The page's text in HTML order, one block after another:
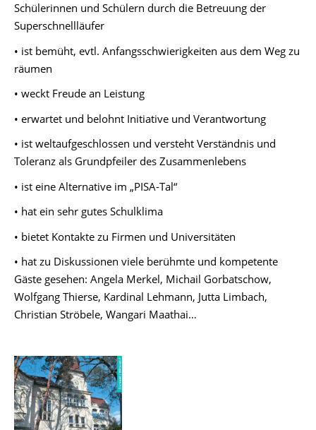
Schülerinnen und Schülern durch die Betreuung der
Superschnellläufer
• ist bemüht, evtl. Anfangsschwierigkeiten aus dem Weg zu
räumen
• weckt Freude an Leistung
• erwartet und belohnt Initiative und Verantwortung
• ist weltaufgeschlossen und versteht Verständnis und
Toleranz als Grundpfeiler des Zusammenlebens
• ist eine Alternative im „PISA-Tal“
• hat ein sehr gutes Schulklima
• bietet Kontakte zu Firmen und Universitäten
• hat zu Diskussionen viele berühmte und kompetente
Gäste gesehen: Angela Merkel, Michail Gorbatschow,
Wolfgang Thierse, Kardinal Lehmann, Jutta Limbach,
Christian Ströbele, Wangari Maathai…